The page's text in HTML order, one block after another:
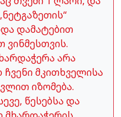
დამატებით
არა
მკითხველისა
იზომება.
წესებსა და